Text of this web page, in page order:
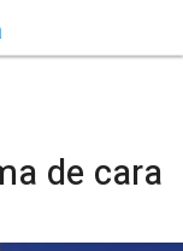
de cara